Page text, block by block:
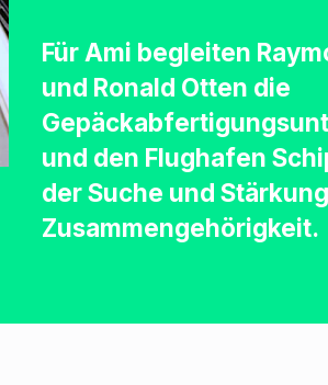
Für Ami begleiten
und Ronald Otten die
und den Flughafen
der Suche und
Zusammengehörigkeit.